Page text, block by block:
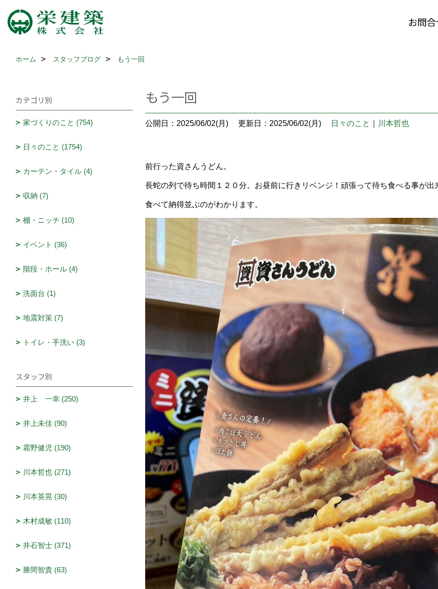
お問
ホーム スタッフブログ もう一回
もう一回
公開日：2025/06/02(月) 更新日：2025/06/02(月) 日々のこと 川本哲也
前行った資さんうどん。
長蛇の列で待ち時間１２０分。お昼前に行きリベンジ！頑張って待ち食べる事が出
食べて納得並ぶのがわかります。
カテゴリ別
家づくりのこと (754)
日々のこと (1754)
カーテン・タイル (4)
収納 (7)
棚・ニッチ (10)
イベント (36)
階段・ホール (4)
洗面台 (1)
地震対策 (7)
トイレ・手洗い (3)
スタッフ別
井上 一幸 (250)
井上未佳 (90)
霜野健児 (190)
川本哲也 (271)
川本英晃 (30)
木村成敏 (110)
井石智士 (371)
勝間智貴 (63)